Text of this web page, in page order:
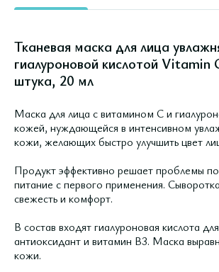
Тканевая маска для лица
гиалуроновой кислотой
штука, 20 мл
Маска для лица с витамином С и
кожей, нуждающейся в интенсивном
кожи, желающих быстро улучшить цвет
Продукт эффективно решает проблемы
питание с первого применения.
свежесть и комфорт.
В состав входят гиалуроновая кислота
антиоксидант и витамин В3. Маска
кожи.